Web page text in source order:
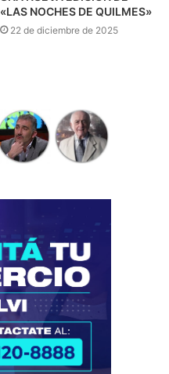
«LAS NOCHES DE QUILMES»
22 de diciembre de 2025